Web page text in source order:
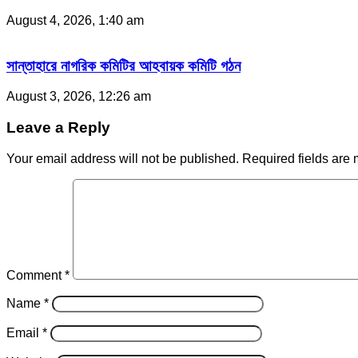
August 4, 2026, 1:40 am
সান্তাহারে নাগরিক কমিটির আহবায়ক কমিটি গঠন
August 3, 2026, 12:26 am
Leave a Reply
Your email address will not be published. Required fields are
Comment*
Name *
Email *